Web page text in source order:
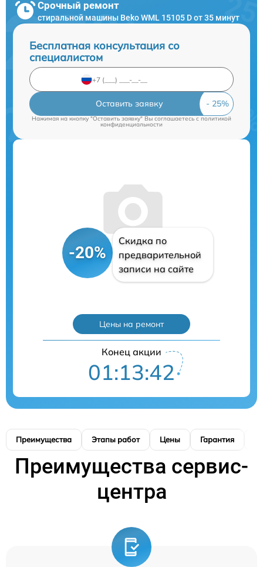
Срочный ремонт
стиральной машины Beko WML 15105 D от 35 минут
Бесплатная консультация со
специалистом
Оставить заявку
Нажимая на кнопку "Оставить заявку" Вы соглашаетесь cполитикой
конфиденциальности
-20%
Скидка по
предварительной
записи на сайте
Цены на ремонт
Конец акции
01:13:41
Преимущества Этапы работ Цены Гарантия
Преимущества сервис-
центра